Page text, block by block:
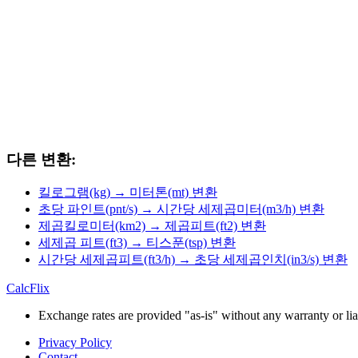
다른 변환:
킬로그램(kg) → 미터톤(mt) 변환
초당 파인트(pnt/s) → 시간당 세제곱미터(m3/h) 변환
제곱킬로미터(km2) → 제곱피트(ft2) 변환
세제곱 피트(ft3) → 티스푼(tsp) 변환
시간당 세제곱피트(ft3/h) → 초당 세제곱인치(in3/s) 변환
CalcFlix
Exchange rates are provided "as-is" without any warranty or
Privacy Policy